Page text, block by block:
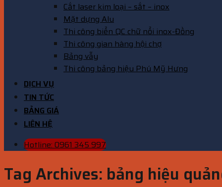
Cắt laser kim loại – sắt – inox
Mặt dựng Alu
Thi công biển QC chữ nổi inox-Đồng
Thi công gian hàng hội chợ
Bảng vẫy
Thi công bảng hiệu Phú Mỹ Hưng
DỊCH VỤ
TIN TỨC
BẢNG GIÁ
LIÊN HỆ
Hotline: 0961 345 997
Tag Archives: bảng hiệu